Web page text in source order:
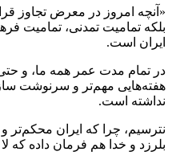
«آنچه امروز در معرض تجاوز
بلکه تمامیت تمدنی، تمامیت
ایران است.
هفته‌هایی مهم‌تر و سرنوشت
نداشته است.
نترسیم، چرا که ایران محکم‌تر
بلرزد و خدا هم فرمان داده که لا